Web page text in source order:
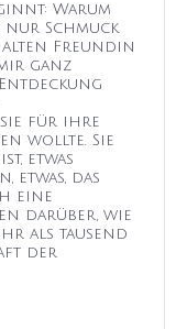
Warum
nur Schmuck
Freundin
ganz
sie für ihre
wollte. Sie
etwas
etwas, das
eine
darüber, wie
als tausend
der